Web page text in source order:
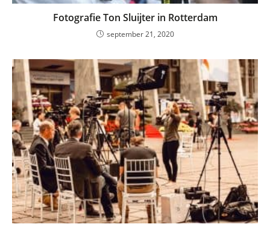
Fotografie Ton Sluijter in Rotterdam
september 21, 2020